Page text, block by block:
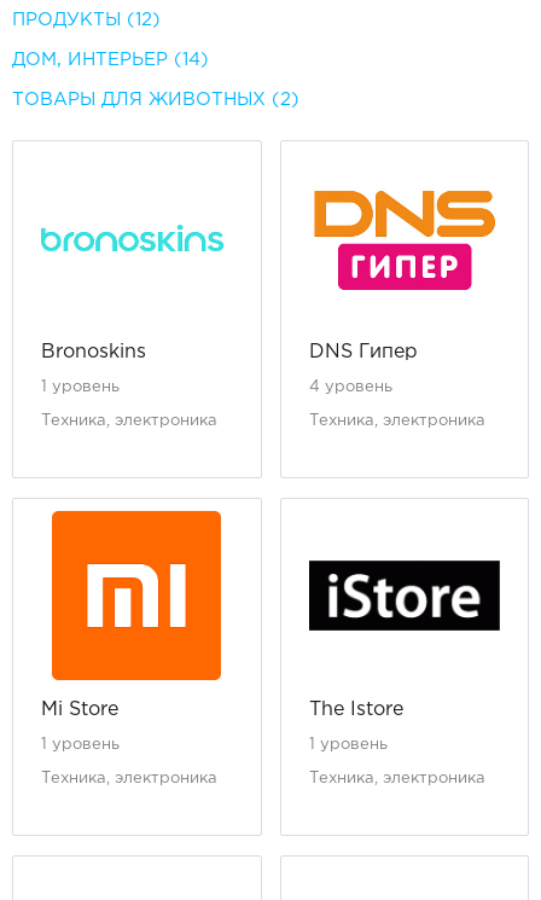
ПРОДУКТЫ (12)
ДОМ, ИНТЕРЬЕР (14)
ТОВАРЫ ДЛЯ ЖИВОТНЫХ (2)
Bronoskins
1 уровень
Техника, электроника
DNS Гипер
4 уровень
Техника, электроника
Mi Store
1 уровень
Техника, электроника
The Istore
1 уровень
Техника, электроника